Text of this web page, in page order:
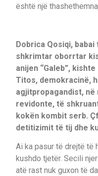
është një
Dobrica Qosiqi,
shkrimtar oborrtar
anijen “Galeb”,
Titos, demokracinë,
agjitpropagandist,
revidonte, të
kokën kombit serb.
detitizimit të tij dhe
Ai ka pasur të drejtë të
kushdo tjetër. Secili
atë rast nuk guxon të